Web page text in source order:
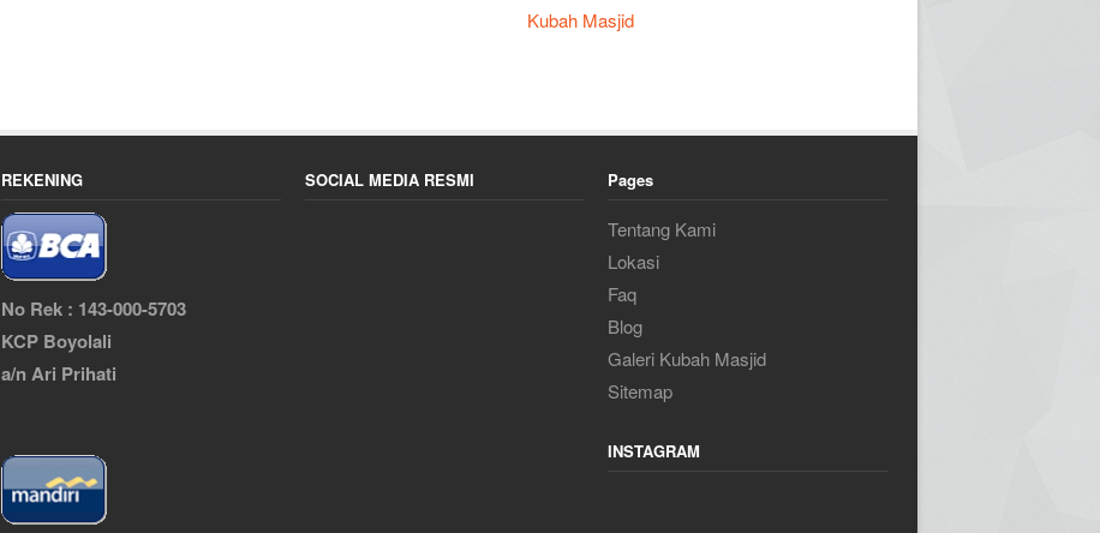
Kubah Masjid
REKENING
No Rek : 143-000-5703
KCP Boyolali
a/n Ari Prihati
SOCIAL MEDIA RESMI Pages
Tentang Kami
Lokasi
Faq
Blog
Galeri Kubah Masjid
Sitemap
INSTAGRAM